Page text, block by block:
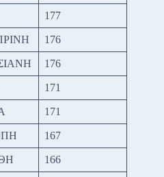
177
176
176
171
171
167
166